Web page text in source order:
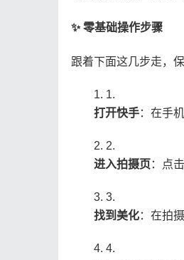
​✨ 零基础操作步骤​
跟着下面这几步走，
1.
​打开快手​：在手
2.
​进入拍摄页​ ：点
3.
​找到美化​：在拍
4.